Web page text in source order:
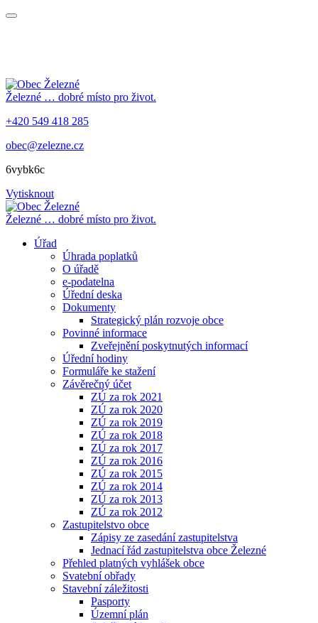
Železné … dobré místo pro život.
+420 549 418 285
obec@zelezne.cz
6vybk6c
Vytisknout
Železné … dobré místo pro život.
Úřad
Úhrada poplatků
O úřadě
e-podatelna
Úřední deska
Dokumenty
Strategický plán rozvoje obce
Povinné informace
Zveřejnění poskytnutých informací
Úřední hodiny
Formuláře ke stažení
Závěrečný účet
ZÚ za rok 2021
ZÚ za rok 2020
ZÚ za rok 2019
ZÚ za rok 2018
ZÚ za rok 2017
ZÚ za rok 2016
ZÚ za rok 2015
ZÚ za rok 2014
ZÚ za rok 2013
ZÚ za rok 2012
Zastupitelstvo obce
Zápisy ze zasedání zastupitelstva
Jednací řád zastupitelstva obce Železné
Přehled platných vyhlášek obce
Svatební obřady
Stavební záležitosti
Pasporty
Územní plán